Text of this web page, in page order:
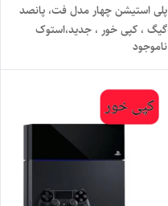
پلی استیشن چهار مدل فت، پانصد
گیگ ، کپی خور ، جدید،استوک
ناموجود